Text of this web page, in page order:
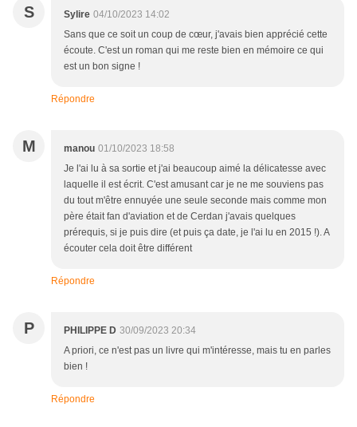
S Sylire 04/10/2023 14:02
Sans que ce soit un coup de cœur, j'avais bien apprécié cette
écoute. C'est un roman qui me reste bien en mémoire ce qui
est un bon signe !
Répondre
M manou 01/10/2023 18:58
Je l'ai lu à sa sortie et j'ai beaucoup aimé la délicatesse avec
laquelle il est écrit. C'est amusant car je ne me souviens pas
du tout m'être ennuyée une seule seconde mais comme mon
père était fan d'aviation et de Cerdan j'avais quelques
prérequis, si je puis dire (et puis ça date, je l'ai lu en 2015 !). A
écouter cela doit être différent
Répondre
P PHILIPPE D 30/09/2023 20:34
A priori, ce n'est pas un livre qui m'intéresse, mais tu en parles
bien !
Répondre